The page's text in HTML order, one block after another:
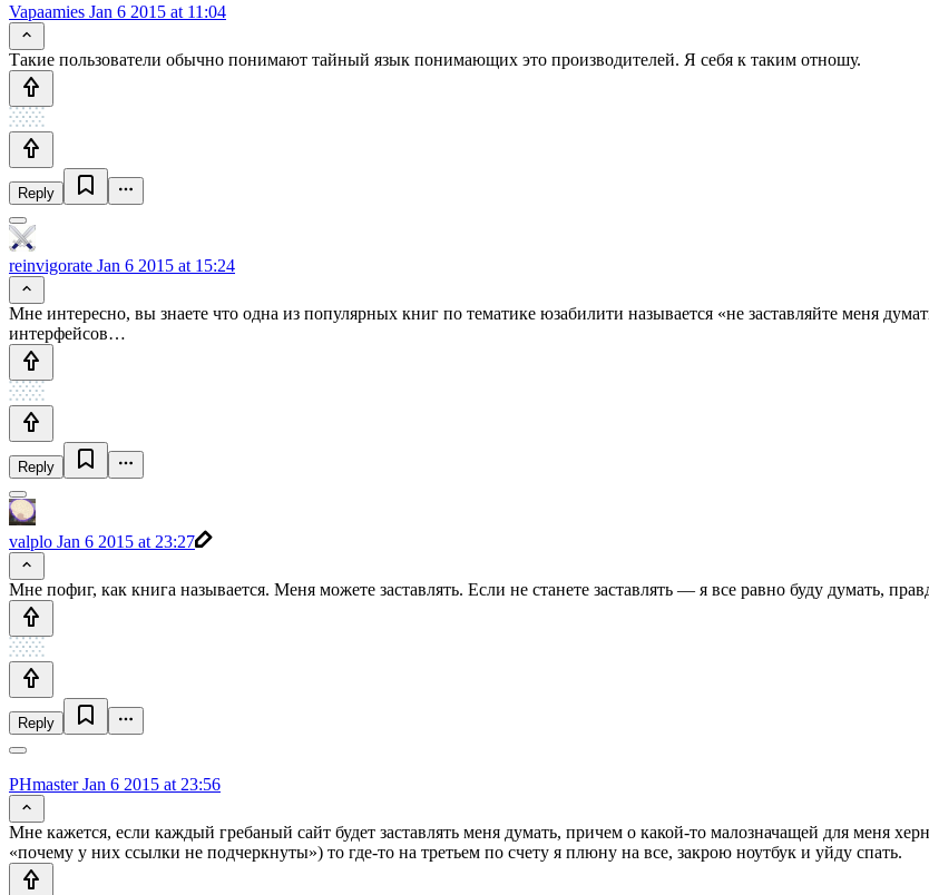
Vapaamies Jan 6 2015 at 11:04
Такие пользователи обычно понимают тайный язык понимающих это производителей. Я себя к таким отношу.
Reply
reinvigorate Jan 6 2015 at 15:24
Мне интересно, вы знаете что одна из популярных книг по тематике юзабилити называется «не заставляйте меня
интерфейсов…
Reply
valplo Jan 6 2015 at 23:27
Мне пофиг, как книга называется. Меня можете заставлять. Если не станете заставлять — я все равно буду думать,
Reply
PHmasterJan 6 2015 at 23:56
Мне кажется, если каждый гребаный сайт будет заставлять меня думать, причем о какой-то малозначащей для меня
«почему у них ссылки не подчеркнуты») то где-то на третьем по счету я плюну на все, закрою ноутбук и уйду спать.